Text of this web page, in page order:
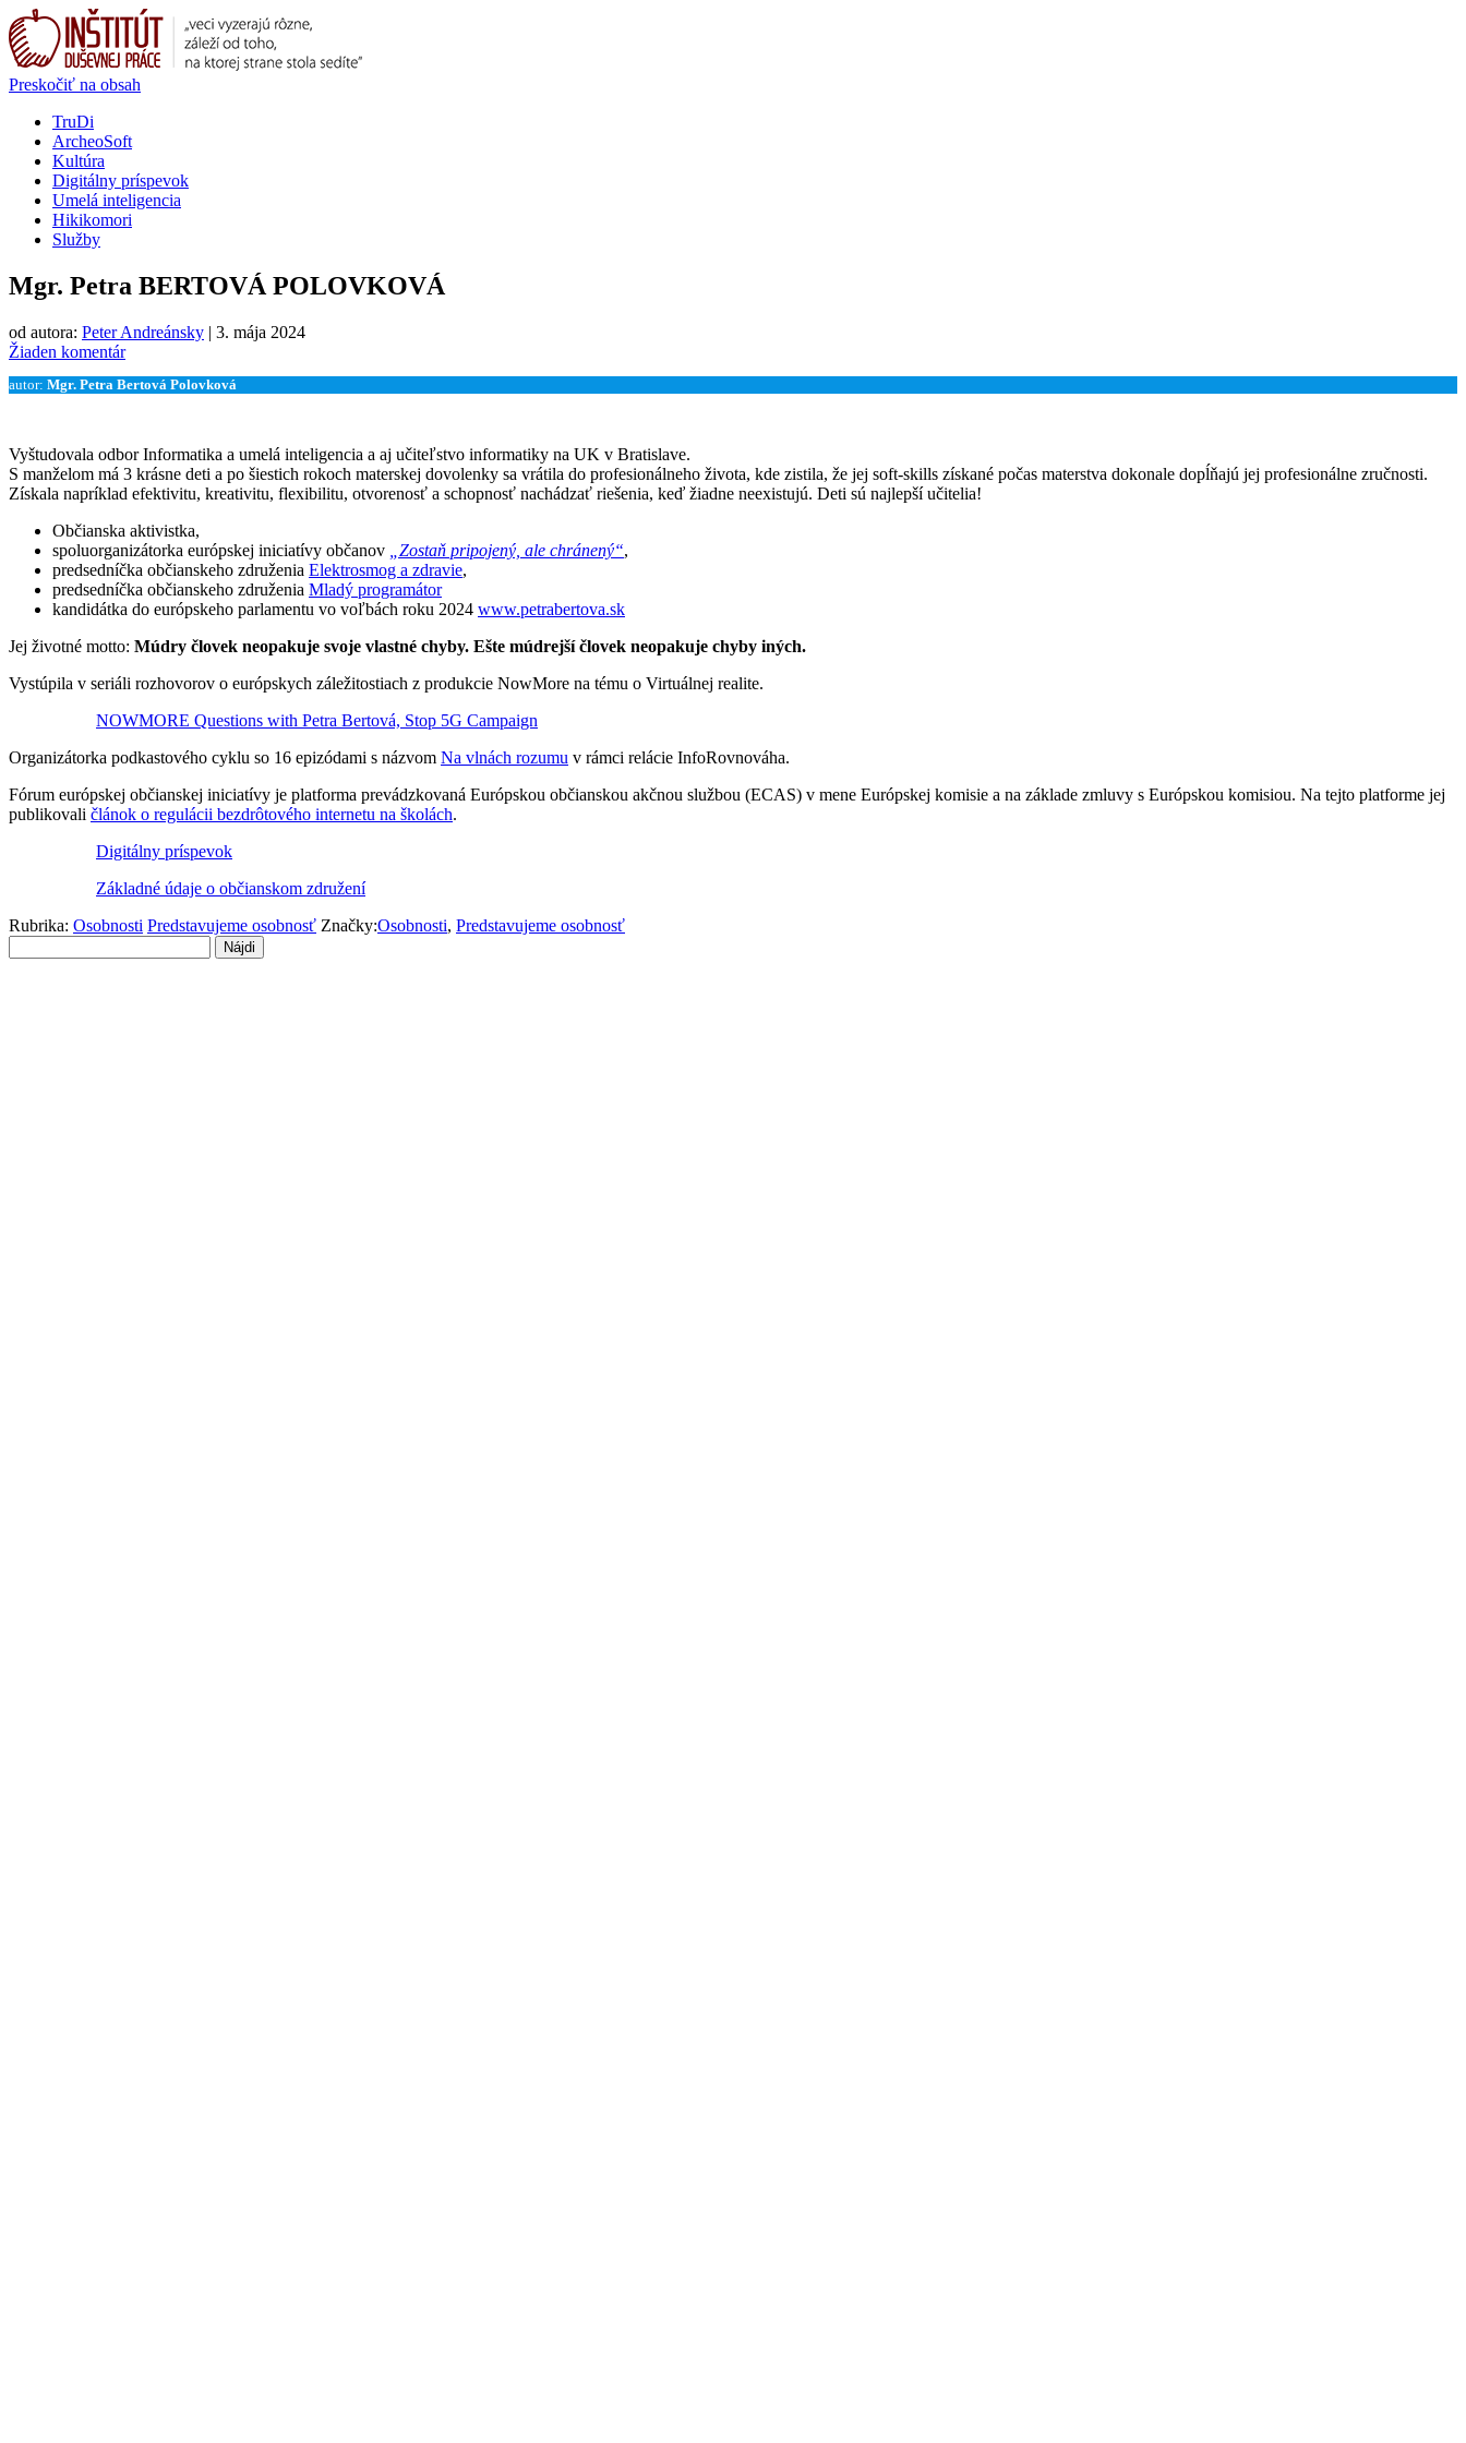
Preskočiť na obsah
TruDi
ArcheoSoft
Kultúra
Digitálny príspevok
Umelá inteligencia
Hikikomori
Služby
Mgr. Petra BERTOVÁ POLOVKOVÁ
od autora: Peter Andreánsky | 3. mája 2024
Žiaden komentár
autor: Mgr. Petra Bertová Polovková
Vyštudovala odbor Informatika a umelá inteligencia a aj učiteľstvo informatiky na UK v Bratislave.
S manželom má 3 krásne deti a po šiestich rokoch materskej dovolenky sa vrátila do profesionálneho života, kde zistila, že jej soft-skills získané počas materstva dokonale dopĺňajú jej profesionálne zručnosti.
Získala napríklad efektivitu, kreativitu, flexibilitu, otvorenosť a schopnosť nachádzať riešenia, keď žiadne neexistujú. Deti sú najlepší učitelia!
Občianska aktivistka,
spoluorganizátorka európskej iniciatívy občanov
„Zostaň pripojený, ale chránený“,
predsedníčka občianskeho združenia Elektrosmog a zdravie,
predsedníčka občianskeho združenia Mladý programátor
kandidátka do európskeho parlamentu vo voľbách roku 2024 www.petrabertova.sk
Jej životné motto: Múdry človek neopakuje svoje vlastné chyby. Ešte múdrejší človek neopakuje chyby iných.
Vystúpila v seriáli rozhovorov o európskych záležitostiach z produkcie NowMore na tému o Virtuálnej realite.
NOWMORE Questions with Petra Bertová, Stop 5G Campaign
Organizátorka podkastového cyklu so 16 epizódami s názvom Na vlnách rozumu v rámci relácie InfoRovnováha.
Fórum európskej občianskej iniciatívy je platforma prevádzkovaná Európskou občianskou akčnou službou (ECAS) v mene Európskej komisie a na základe zmluvy s Európskou komisiou. Na tejto platforme jej
publikovali článok o regulácii bezdrôtového internetu na školách.
Digitálny príspevok
Základné údaje o občianskom združení
Rubrika: Osobnosti Predstavujeme osobnosť Značky:Osobnosti, Predstavujeme osobnosť